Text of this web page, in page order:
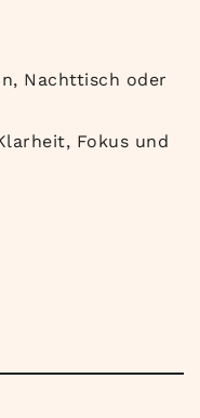
Nachttisch oder
Fokus und